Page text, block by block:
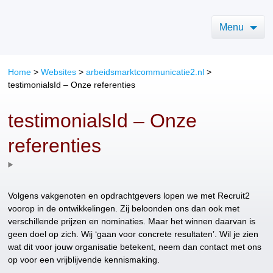
Menu
Home >Websites >arbeidsmarktcommunicatie2.nl >
testimonialsId – Onze referenties
testimonialsId – Onze
referenties
Volgens vakgenoten en opdrachtgevers lopen we met Recruit2
voorop in de ontwikkelingen. Zij beloonden ons dan ook met
verschillende prijzen en nominaties. Maar het winnen daarvan is
geen doel op zich. Wij ‘gaan voor concrete resultaten’. Wil je zien
wat dit voor jouw organisatie betekent, neem dan contact met ons
op voor een vrijblijvende kennismaking.